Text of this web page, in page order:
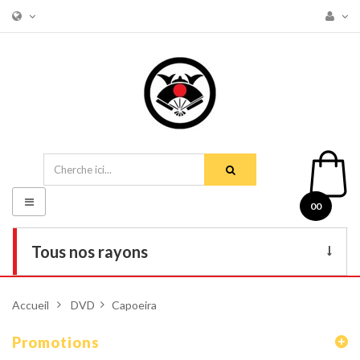
00
Tous nos rayons
Armes
Basculer
la
navigation
Accueil > DVD > Capoeira
Promotions